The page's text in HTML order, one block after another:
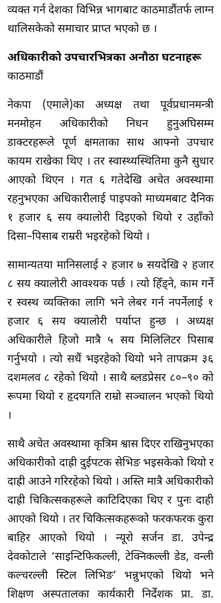
व्यक्त गर्न देशका विभिन्न भागबाट काठमाडौंतर्फ लाग्न
थालिसकेको समाचार प्राप्त भएको छ ।
अधिकारीको उपचारभित्रका अनौठा घटनाहरू
काठमाडौं
नेकपा (एमाले)का अध्यक्ष तथा पूर्वप्रधानमन्त्री
मनमोहन अधिकारीको निधन हुनुअघिसम्म
डाक्टरहरूले पूर्ण क्षमताका साथ आफ्नो उपचार
कायम राखेका थिए । तर स्वास्थ्यस्थितिमा कुनै सुधार
आएको थिएन । गत ६ गतेदेखि अचेत अवस्थामा
रहनुभएका अधिकारीलाई पाइपको माध्यमबाट दैनिक
१ हजार ६ सय क्यालोरी दिइएको थियो र उहाँको
दिसा–पिसाब राम्ररी भइरहेको थियो ।
सामान्यतया मानिसलाई २ हजार ७ सयदेखि २ हजार
८ सय क्यालोरी आवश्यक पर्छ । त्यो हिँड्ने, काम गर्ने
र स्वस्थ व्यक्तिका लागि भने लेबर गर्न नपर्नेलाई १
हजार ६ सय क्यालोरी पर्याप्त हुन्छ । अध्यक्ष
अधिकारीले हिजो मात्रै ५ सय मिलिलिटर पिसाब
गर्नुभयो । त्यो सधैं भइरहेको थियो भने तापक्रम ३६
दशमलव ८ रहेको थियो । साथै ब्लडप्रेसर ८०–९० को
रूपमा थियो र हृदयगति राम्रो सञ्चालन भएको थियो
।
साथै अचेत अवस्थामा कृत्रिम श्वास दिएर राखिनुभएका
अधिकारीको दाह्री दुईपटक सेभिङ भइसकेको थियो र
दाह्री आउने गरिरहेको थियो । अस्ति मात्रै अधिकारीको
दाह्री चिकित्सकहरूले काटिदिएका थिए र पुनः दाही
आएको थियो । तर चिकित्सकहरूको फरकफरक कुरा
बाहिर आएको थियो । न्यूरो सर्जन डा. उपेन्द्र
देवकोटाले ‘साइन्टिफिकल्ली, टेक्निकल्ली डेड, वन्ली
कल्चरल्ली स्टिल लिभिङ’ भन्नुभएको थियो भने
शिक्षण अस्पतालका कार्यकारी निर्देशक प्रा. डा.